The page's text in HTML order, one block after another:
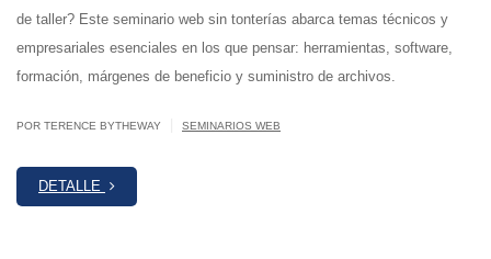
de taller? Este seminario web sin tonterías abarca temas técnicos y
empresariales esenciales en los que pensar: herramientas, software,
formación, márgenes de beneficio y suministro de archivos.
POR TERENCE BYTHEWAY SEMINARIOS WEB
DETALLE